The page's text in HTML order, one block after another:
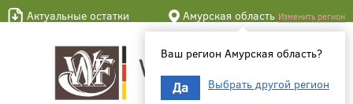
Актуальные остатки Амурская область Изменить регион
Ваш регион Амурская область?
Да Выбрать другой регион